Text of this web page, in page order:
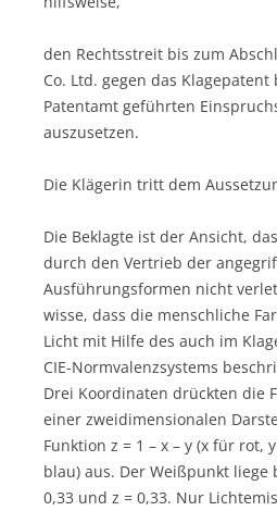
den Rechtsstreit bis zum
Co. Ltd. gegen das
Patentamt geführten
auszusetzen.
Die Klägerin tritt dem
Die Beklagte ist der Ansicht,
durch den Vertrieb der
Ausführungsformen nicht
wisse, dass die menschliche
Licht mit Hilfe des auch im
CIE-Normvalenzsystems
Drei Koordinaten drückten die
einer zweidimensionalen
Funktion z = 1 – x – y (x für
blau) aus. Der Weißpunkt liege
0,33 und z = 0,33. Nur